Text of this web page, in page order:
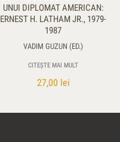
UNUI DIPLOMAT AMERICAN:
ERNEST H. LATHAM JR., 1979-
1987
VADIM GUZUN (ED.)
CITEȘTE MAI MULT
27,00 lei